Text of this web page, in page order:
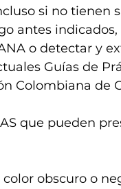
si no tienen
antes
o detectar y
Guías de
Colombiana de
que pueden
color obscuro o